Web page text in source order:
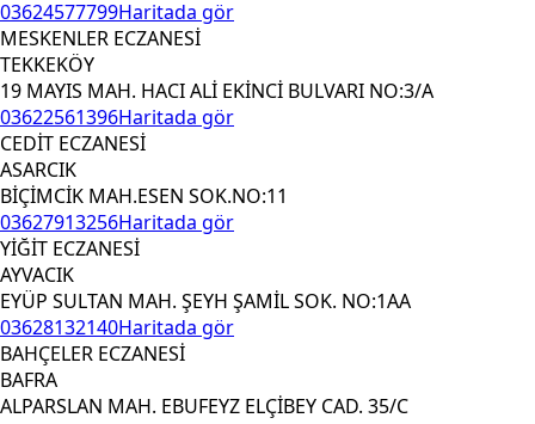
03624577799Haritada gör
MESKENLER ECZANESİ
TEKKEKÖY
19 MAYIS MAH. HACI ALİ EKİNCİ BULVARI NO:3/A
03622561396Haritada gör
CEDİT ECZANESİ
ASARCIK
BİÇİMCİK MAH.ESEN SOK.NO:11
03627913256Haritada gör
YİĞİT ECZANESİ
AYVACIK
EYÜP SULTAN MAH. ŞEYH ŞAMİL SOK. NO:1AA
03628132140Haritada gör
BAHÇELER ECZANESİ
BAFRA
ALPARSLAN MAH. EBUFEYZ ELÇİBEY CAD. 35/C